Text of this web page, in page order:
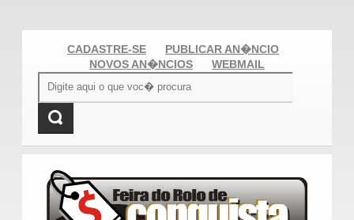
CADASTRE-SE
PUBLICAR AN�NCIO
NOVOS AN�NCIOS
WEBMAIL